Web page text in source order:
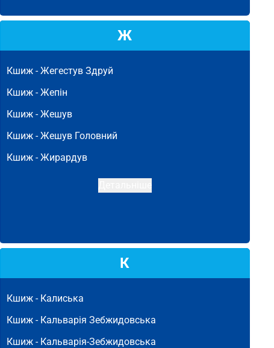
Ж
Кшиж -Жегестув Здруй
Кшиж -Жепін
Кшиж -Жешув
Кшиж -Жешув Головний
Кшиж -Жирардув
К
Кшиж - Калиська
Кшиж - Кальварія Зебжидовська
Кшиж - Кальварія-Зебжидовська